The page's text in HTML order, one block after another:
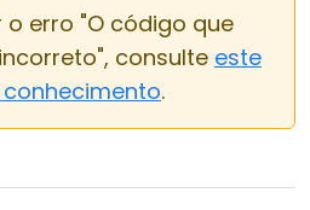
erro "O código que
consulte este
.